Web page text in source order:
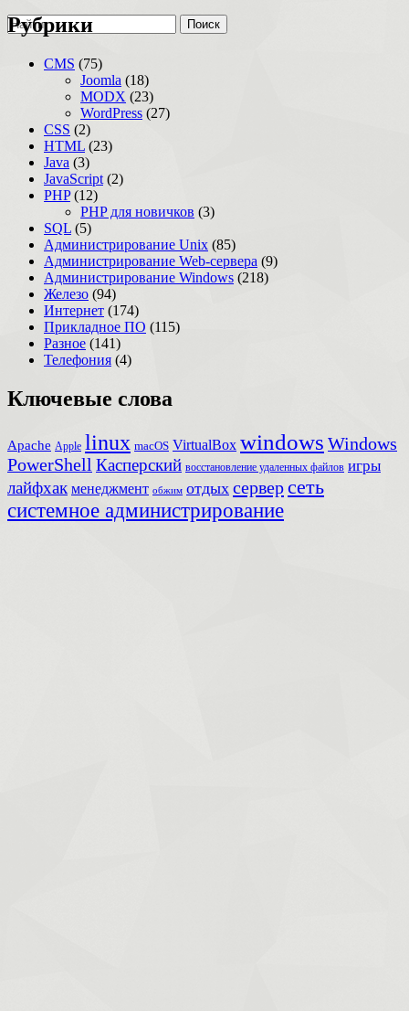
Поиск
Рубрики
CMS (75)
Joomla (18)
MODX (23)
WordPress (27)
CSS (2)
HTML (23)
Java (3)
JavaScript (2)
PHP(12)
PHP для новичков (3)
SQL (5)
Администрирование Unix (85)
Администрирование Web-сервера (9)
Администрирование Windows (218)
Железо (94)
Интернет (174)
Прикладное ПО (115)
Разное (141)
Телефония (4)
Ключевые слова
Apache Apple linux macOS VirtualBox windows Windows
PowerShell Касперский восстановление удаленных файлов игры
лайфхак менеджмент обжим отдых серверсеть
системное администрирование